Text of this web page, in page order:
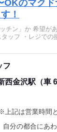
OKのマク
！
チン」か 希望が
フ
西金沢駅（車 6
記は営業時間
自分の都合にあ